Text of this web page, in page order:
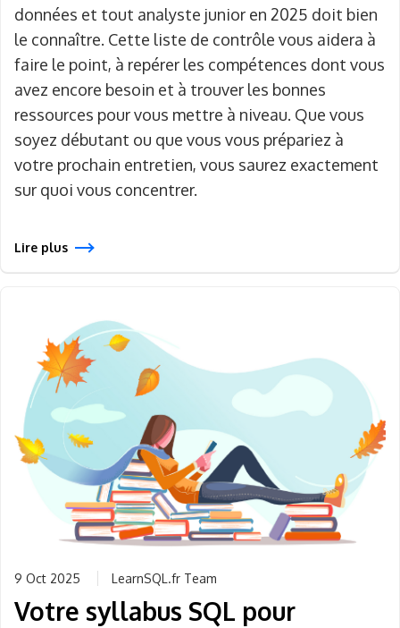
données et tout analyste junior en 2025 doit bien
le connaître. Cette liste de contrôle vous aidera à
faire le point, à repérer les compétences dont vous
avez encore besoin et à trouver les bonnes
ressources pour vous mettre à niveau. Que vous
soyez débutant ou que vous vous prépariez à
votre prochain entretien, vous saurez exactement
sur quoi vous concentrer.
Lire plus
9 Oct 2025 LearnSQL.fr Team
Votre syllabus SQL pour